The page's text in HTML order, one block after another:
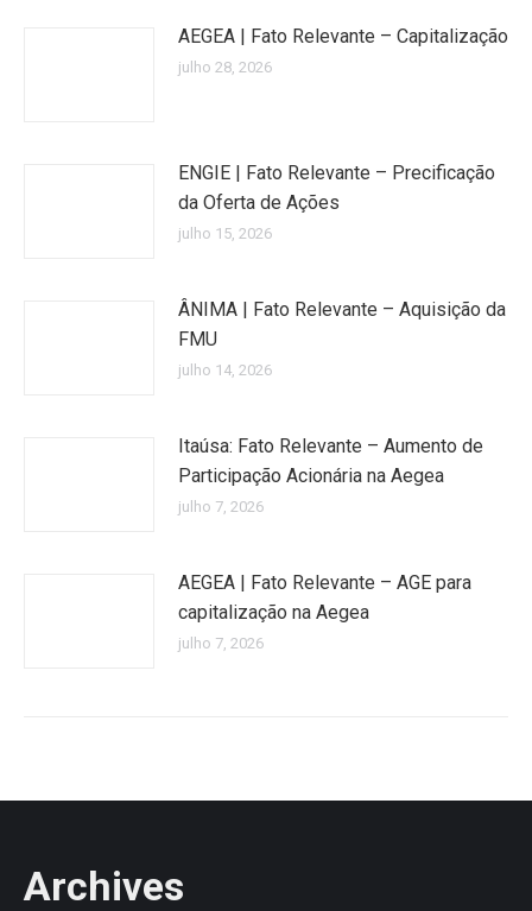
AEGEA | Fato Relevante – Capitalização
julho 28, 2026
ENGIE | Fato Relevante – Precificação
da Oferta de Ações
julho 15, 2026
ÂNIMA | Fato Relevante – Aquisição da
FMU
julho 14, 2026
Itaúsa: Fato Relevante – Aumento de
Participação Acionária na Aegea
julho 7, 2026
AEGEA | Fato Relevante – AGE para
capitalização na Aegea
julho 7, 2026
Archives